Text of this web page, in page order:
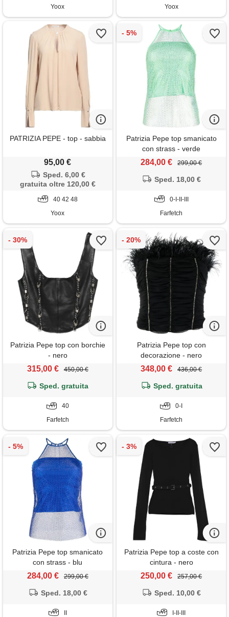
Yoox Yoox
PATRIZIA PEPE - top - sabbia
95,00 €
Sped. 6,00 €
gratuita oltre 120,00 €
40 42 48
Yoox
Patrizia Pepe top smanicato
con strass - verde
284,00 € 299,00 €
Sped. 18,00 €
0-I-II-III
Farfetch
Patrizia Pepe top con borchie
- nero
315,00 € 450,00 €
Sped. gratuita
40
Farfetch
Patrizia Pepe top con
decorazione - nero
348,00 € 436,00 €
Sped. gratuita
0-I
Farfetch
Patrizia Pepe top smanicato
con strass - blu
284,00 € 299,00 €
Sped. 18,00 €
II
Patrizia Pepe top a coste con
cintura - nero
250,00 € 257,00 €
Sped. 10,00 €
I-II-III